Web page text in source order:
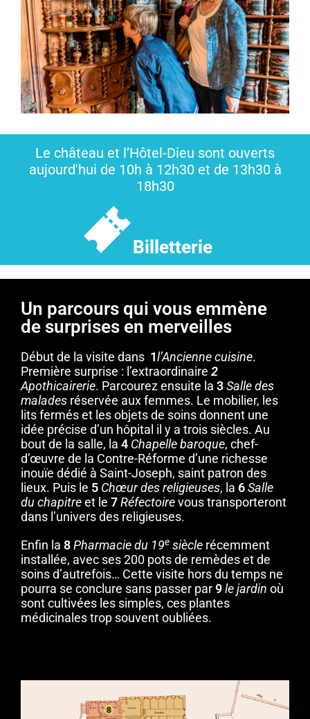
Le château et l’Hôtel-Dieu sont ouverts
aujourd'hui de 10h à 12h30 et de 13h30 à
18h30
Billetterie
Un parcours qui vous emmène
de surprises en merveilles
Début de la visite dans 1l’Ancienne cuisine.
Première surprise : l’extraordinaire 2
Apothicairerie. Parcourez ensuite la 3Salle des
malades réservée aux femmes. Le mobilier, les
lits fermés et les objets de soins donnent une
idée précise d’un hôpital il y a trois siècles. Au
bout de la salle, la 4 Chapelle baroque, chef-
d’œuvre de la Contre-Réforme d’une richesse
inouïe dédié à Saint-Joseph, saint patron des
lieux. Puis le 5 Chœur des religieuses, la 6Salle
du chapitreet le 7Réfectoirevous transporteront
dans l’univers des religieuses.
Enfin la 8Pharmacie du 19e siècle récemment
installée, avec ses 200 pots de remèdes et de
soins d’autrefois… Cette visite hors du temps ne
pourra se conclure sans passer par9le jardin où
sont cultivées les simples, ces plantes
médicinales trop souvent oubliées.